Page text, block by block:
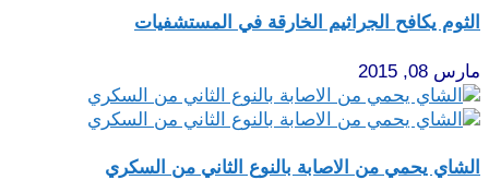
الثوم يكافح الجراثيم الخارقة في المستشفيات
مارس 08, 2015
الشاي يحمي من الاصابة بالنوع الثاني من السكري